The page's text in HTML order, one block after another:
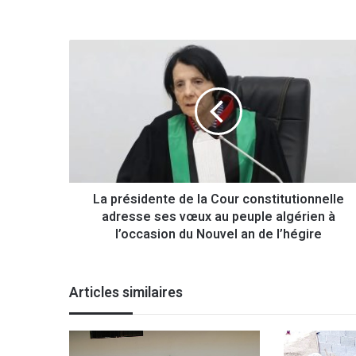
e
a
C
o
La présidente de la Cour constitutionnelle
adresse ses vœux au peuple algérien à
l’occasion du Nouvel an de l’hégire
Articles similaires